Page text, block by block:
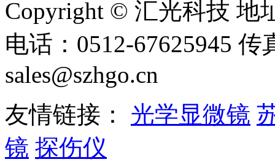
Copyright © 汇光科技 地
电话：0512-67625945 传
sales@szhgo.cn
友情链接： 光学显微镜
镜 探伤仪